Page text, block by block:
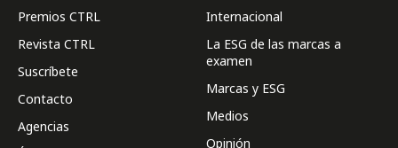
Premios CTRL
Revista CTRL
Suscríbete
Contacto
Agencias
Internacional
La ESG de las marcas a
examen
Marcas y ESG
Medios
Opinión